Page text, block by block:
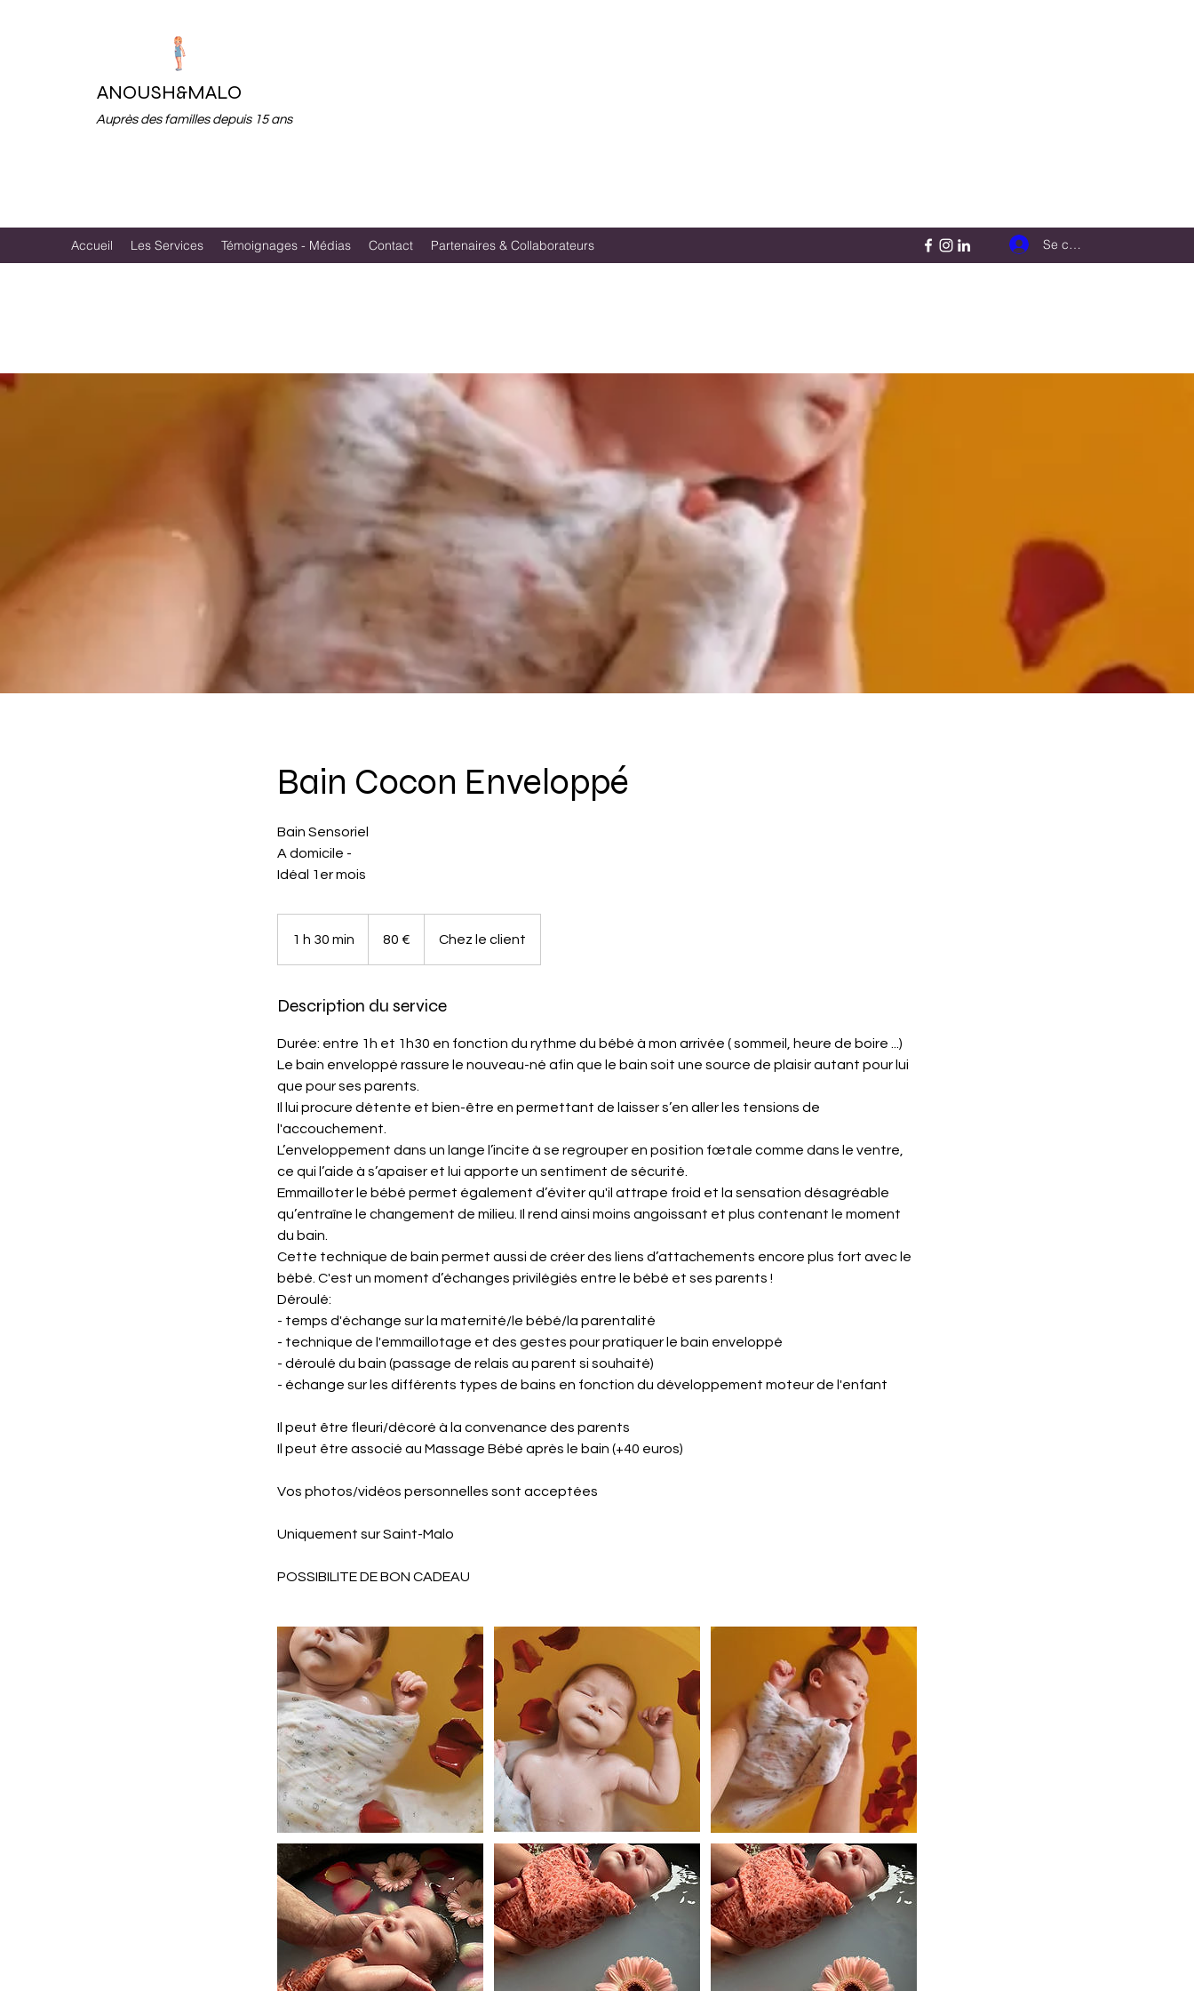
ANOUSH&MALO
Auprès des familles depuis 15 ans
Accueil Les Services Témoignages - Médias Contact Partenaires & Collaborateurs Se connecter
Bain Cocon Enveloppé
Bain Sensoriel
A domicile -
Idéal 1er mois
1 h 30 min
m
n
80 € Chez le client
Description du service
Durée: entre 1h et 1h30 en fonction du rythme du bébé à mon arrivée ( sommeil, heure de boire ...)
Le bain enveloppé rassure le nouveau-né afin que le bain soit une source de plaisir autant pour lui
que pour ses parents.
Il lui procure détente et bien-être en permettant de laisser s’en aller les tensions de
l'accouchement.
L’enveloppement dans un lange l’incite à se regrouper en position fœtale comme dans le ventre,
ce qui l’aide à s’apaiser et lui apporte un sentiment de sécurité.
Emmailloter le bébé permet également d’éviter qu'il attrape froid et la sensation désagréable
qu’entraîne le changement de milieu. Il rend ainsi moins angoissant et plus contenant le moment
du bain.
Cette technique de bain permet aussi de créer des liens d’attachements encore plus fort avec le
bébé. C'est un moment d’échanges privilégiés entre le bébé et ses parents !
Déroulé:
- temps d'échange sur la maternité/le bébé/la parentalité
- technique de l'emmaillotage et des gestes pour pratiquer le bain enveloppé
- déroulé du bain (passage de relais au parent si souhaité)
- échange sur les différents types de bains en fonction du développement moteur de l'enfant
Il peut être fleuri/décoré à la convenance des parents
Il peut être associé au Massage Bébé après le bain (+40 euros)
Vos photos/vidéos personnelles sont acceptées
Uniquement sur Saint-Malo
POSSIBILITE DE BON CADEAU